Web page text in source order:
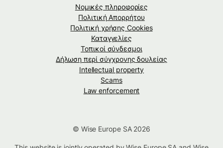
Νομικές πληροφορίες
Πολιτική Απορρήτου
Πολιτική χρήσης Cookies
Καταγγελίες
Τοπικοί σύνδεσμοι
Δήλωση περί σύγχρονης δουλείας
Intellectual property
Scams
Law enforcement
© Wise Europe SA 2026